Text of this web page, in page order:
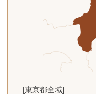
[東京都全域]